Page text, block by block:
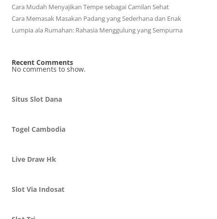
Cara Mudah Menyajikan Tempe sebagai Camilan Sehat
Cara Memasak Masakan Padang yang Sederhana dan Enak
Lumpia ala Rumahan: Rahasia Menggulung yang Sempurna
Recent Comments
No comments to show.
Situs Slot Dana
Togel Cambodia
Live Draw Hk
Slot Via Indosat